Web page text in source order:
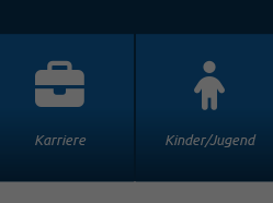
Karriere Kinder/Jugend